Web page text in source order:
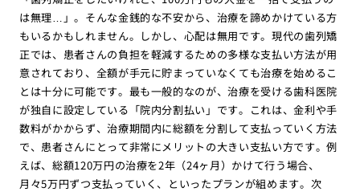
は無理…」。そんな金銭的な不安から、治療を諦めかけている方
もいるかもしれません。しかし、心配は無用です。現代の歯列矯
正では、患者さんの負担を軽減するための多様な支払い方法が用
意されており、全額が手元に貯まっていなくても治療を始めるこ
とは十分に可能です。最も一般的なのが、治療を受ける歯科医院
が独自に設定している「院内分割払い」です。これは、金利や手
数料がかからず、治療期間内に総額を分割して支払っていく方法
で、患者さんにとって非常にメリットの大きい支払い方です。例
えば、総額120万円の治療を2年（24ヶ月）かけて行う場合、
月々5万円ずつ支払っていく、といったプランが組めます。次